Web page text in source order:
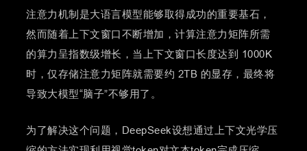
注意力机制是大语言模型能够取得成功的重要基石，
然而随着上下文窗口不断增加，计算注意力矩阵所需
的算力呈指数级增长，当上下文窗口长度达到 1000K
时，仅存储注意力矩阵就需要约 2TB 的显存，最终将
导致大模型“脑子”不够用了。
为了解决这个问题，DeepSeek设想通过上下文光学压